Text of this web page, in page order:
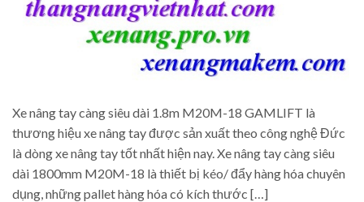
Xe nâng tay càng siêu dài 1.8m M20M-18 GAMLIFT là
thương hiệu xe nâng tay được sản xuất theo công nghệ Đức
là dòng xe nâng tay tốt nhất hiện nay. Xe nâng tay càng siêu
dài 1800mm M20M-18 là thiết bị kéo/ đẩy hàng hóa chuyên
dụng, những pallet hàng hóa có kích thước […]